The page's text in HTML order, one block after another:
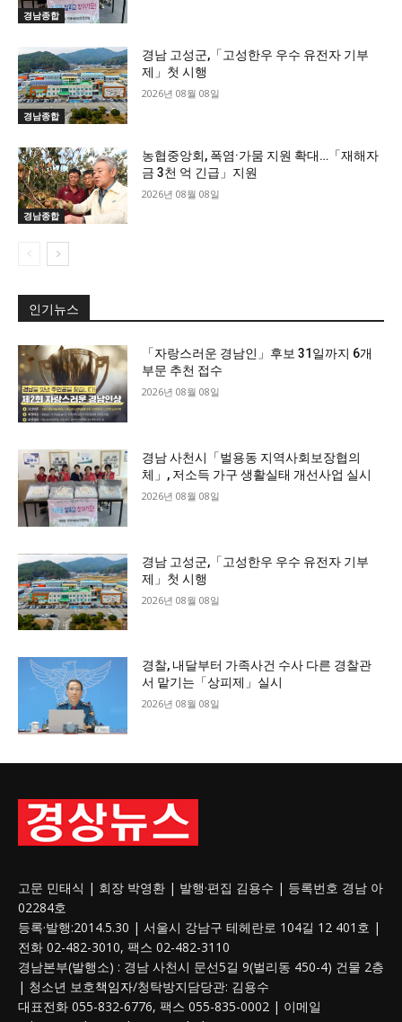
경남종합
경남종합
경남 고성군,「고성한우 우수 유전자 기부
제」첫 시행
2026년 08월 08일
경남종합
농협중앙회, 폭염·가뭄 지원 확대…「재해자
금 3천 억 긴급」지원
2026년 08월 08일
인기뉴스
「자랑스러운 경남인」후보 31일까지 6개
부문 추천 접수
2026년 08월 08일
경남 사천시「벌용동 지역사회보장협의
체」, 저소득 가구 생활실태 개선사업 실시
2026년 08월 08일
경남 고성군,「고성한우 우수 유전자 기부
제」첫 시행
2026년 08월 08일
경찰, 내달부터 가족사건 수사 다른 경찰관
서 맡기는「상피제」실시
2026년 08월 08일
고문 민태식 | 회장 박영환 | 발행·편집 김용수 | 등록번호 경남 아
02284호
등록·발행:2014.5.30 | 서울시 강남구 테헤란로 104길 12 401호 |
전화 02-482-3010, 팩스 02-482-3110
경남본부(발행소) : 경남 사천시 문선5길 9(벌리동 450-4) 건물 2층
| 청소년 보호책임자/청탁방지담당관: 김용수
대표전화 055-832-6776, 팩스 055-835-0002 | 이메일